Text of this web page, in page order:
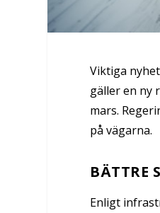
Viktiga
gäller en ny
mars.
på vägarna.
BÄTTRE
Enligt